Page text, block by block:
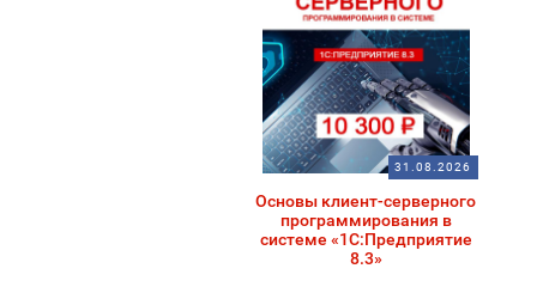
31.08.2026
Основы клиент-серверного
программирования в
системе «1С:Предприятие
8.3»